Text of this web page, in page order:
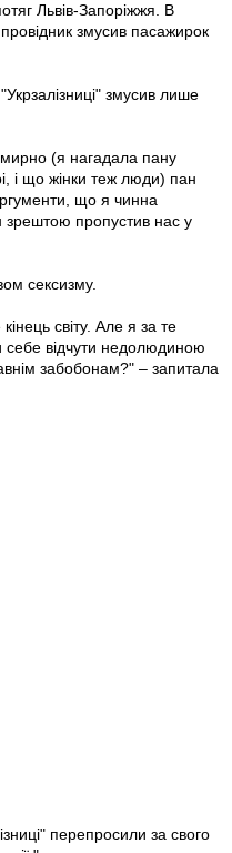
Львів-Запоріжжя. В
змусив пасажирок
змусив лише
(я нагадала пану
і що жінки теж люди) пан
що я чинна
зрештою пропустив нас у
сексизму.
світу. Але я за те
відчути недолюдиною
забобонам?" – запитала
перепросили за свого